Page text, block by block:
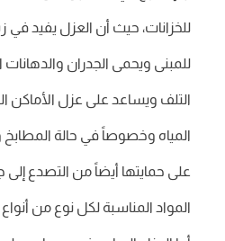
للخزانات، حيث أن العزل يفيد في
للمبنى ويحمى الجدران والدهانات
التلف ويساعد على عزل الأماكن
المياه وخصوصاً في حالة
على حمايتها أيضاً من التصدع إلى
المواد المناسبة لكل نوع من أنواع